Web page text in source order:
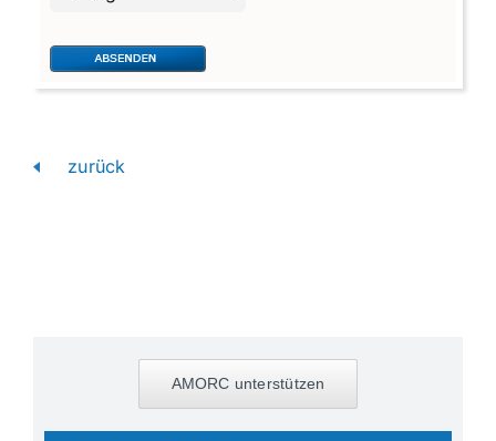
zurück
AMORC unterstützen